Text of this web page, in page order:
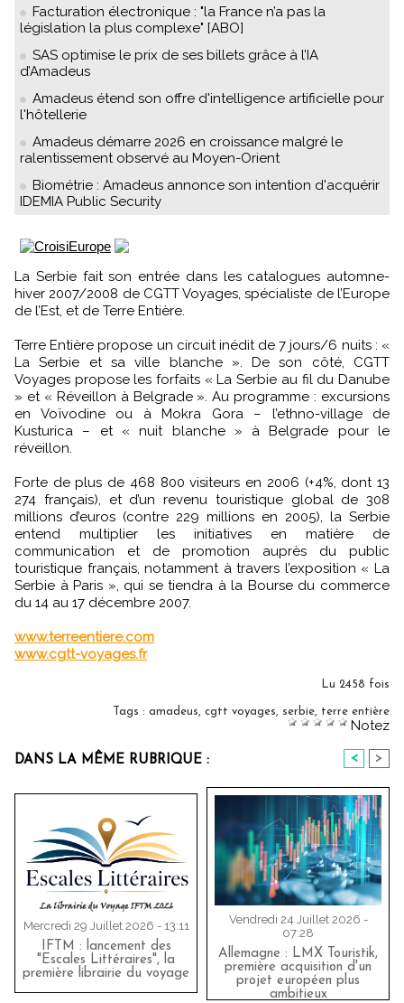
Facturation électronique : "la France n’a pas la
législation la plus complexe" [ABO]
SAS optimise le prix de ses billets grâce à l’IA
d’Amadeus
Amadeus étend son offre d'intelligence artificielle pour
l'hôtellerie
Amadeus démarre 2026 en croissance malgré le
ralentissement observé au Moyen-Orient
Biométrie : Amadeus annonce son intention d'acquérir
IDEMIA Public Security
La Serbie fait son entrée dans les catalogues automne-
hiver 2007/2008 de CGTT Voyages, spécialiste de l’Europe
de l’Est, et de Terre Entière.
Terre Entière propose un circuit inédit de 7 jours/6 nuits : «
La Serbie et sa ville blanche ». De son côté, CGTT
Voyages propose les forfaits « La Serbie au fil du Danube
» et « Réveillon à Belgrade ». Au programme : excursions
en Voïvodine ou à Mokra Gora – l’ethno-village de
Kusturica – et « nuit blanche » à Belgrade pour le
réveillon.
Forte de plus de 468 800 visiteurs en 2006 (+4%, dont 13
274 français), et d’un revenu touristique global de 308
millions d’euros (contre 229 millions en 2005), la Serbie
entend multiplier les initiatives en matière de
communication et de promotion auprès du public
touristique français, notamment à travers l’exposition « La
Serbie à Paris », qui se tiendra à la Bourse du commerce
du 14 au 17 décembre 2007.
www.terreentiere.com
www.cgtt-voyages.fr
Lu 2458 fois
Tags : amadeus, cgtt voyages, serbie, terre entière
Notez
DANS LA MÊME RUBRIQUE : < >
Mercredi 29 Juillet 2026 - 13:11
IFTM : lancement des
"Escales Littéraires", la
première librairie du voyage
Vendredi 24 Juillet 2026 -
07:28
Allemagne : LMX Touristik,
première acquisition d'un
projet européen plus
ambitieux